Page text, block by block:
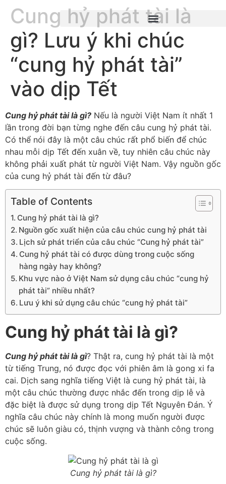
Cung hỷ phát tài là
gì? Lưu ý khi chúc
“cung hỷ phát tài”
vào dịp Tết
Cung hỷ phát tài là gì? Nếu là người Việt Nam ít nhất 1
lần trong đời bạn từng nghe đến câu cung hỷ phát tài.
Có thể nói đây là một câu chúc rất phổ biến để chúc
nhau mỗi dịp Tết đến xuân về, tuy nhiên câu chúc này
không phải xuất phát từ người Việt Nam. Vậy nguồn gốc
của cung hỷ phát tài đến từ đâu?
Table of Contents
Cung hỷ phát tài là gì?
Nguồn gốc xuất hiện của câu chúc cung hỷ phát tài
Lịch sử phát triển của câu chúc “Cung hỷ phát tài”
Cung hỷ phát tài có được dùng trong cuộc sống
hàng ngày hay không?
Khu vực nào ở Việt Nam sử dụng câu chúc “cung hỷ
phát tài” nhiều nhất?
Lưu ý khi sử dụng câu chúc “cung hỷ phát tài”
Cung hỷ phát tài là gì?
Cung hỷ phát tài là gì? Thật ra, cung hỷ phát tài là một
từ tiếng Trung, nó được đọc với phiên âm là gong xi fa
cai. Dịch sang nghĩa tiếng Việt là cung hỷ phát tài, là
một câu chúc thường được nhắc đến trong dịp lễ và
đặc biệt là được sử dụng trong dịp Tết Nguyên Đán. Ý
nghĩa câu chúc này chính là mong muốn người được
chúc sẽ luôn giàu có, thịnh vượng và thành công trong
cuộc sống.
Cung hỷ phát tài là gì?